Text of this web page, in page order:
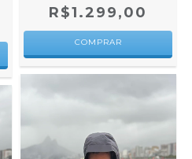
R$1.299,00
COMPRAR